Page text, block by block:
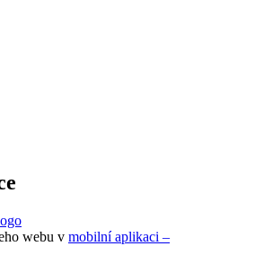
webu v mobilní aplikaci –